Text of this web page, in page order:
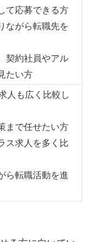
て応募できる方
ながら転職先を
契約社員やアル
たい方
人も広く比較し
まで任せたい方
ス求人を多く比
ら転職活動を進